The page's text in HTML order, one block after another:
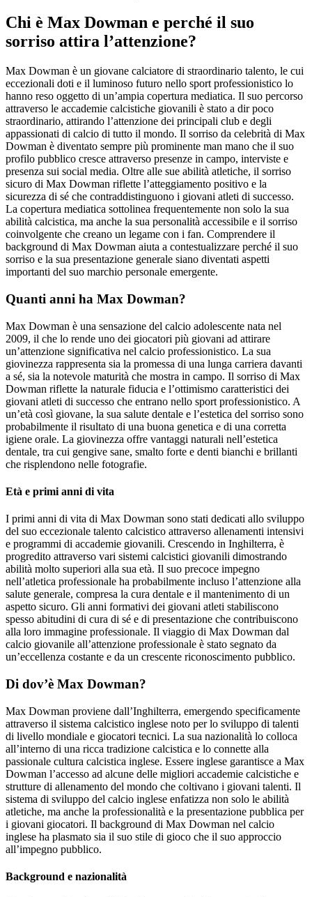
Chi è Max Dowman e perché il suo
sorriso attira l’attenzione?
Max Dowman è un giovane calciatore di straordinario talento, le cui
eccezionali doti e il luminoso futuro nello sport professionistico lo
hanno reso oggetto di un’ampia copertura mediatica. Il suo percorso
attraverso le accademie calcistiche giovanili è stato a dir poco
straordinario, attirando l’attenzione dei principali club e degli
appassionati di calcio di tutto il mondo. Il sorriso da celebrità di Max
Dowman è diventato sempre più prominente man mano che il suo
profilo pubblico cresce attraverso presenze in campo, interviste e
presenza sui social media. Oltre alle sue abilità atletiche, il sorriso
sicuro di Max Dowman riflette l’atteggiamento positivo e la
sicurezza di sé che contraddistinguono i giovani atleti di successo.
La copertura mediatica sottolinea frequentemente non solo la sua
abilità calcistica, ma anche la sua personalità accessibile e il sorriso
coinvolgente che creano un legame con i fan. Comprendere il
background di Max Dowman aiuta a contestualizzare perché il suo
sorriso e la sua presentazione generale siano diventati aspetti
importanti del suo marchio personale emergente.
Quanti anni ha Max Dowman?
Max Dowman è una sensazione del calcio adolescente nata nel
2009, il che lo rende uno dei giocatori più giovani ad attirare
un’attenzione significativa nel calcio professionistico. La sua
giovinezza rappresenta sia la promessa di una lunga carriera davanti
a sé, sia la notevole maturità che mostra in campo. Il sorriso di Max
Dowman riflette la naturale fiducia e l’ottimismo caratteristici dei
giovani atleti di successo che entrano nello sport professionistico. A
un’età così giovane, la sua salute dentale e l’estetica del sorriso sono
probabilmente il risultato di una buona genetica e di una corretta
igiene orale. La giovinezza offre vantaggi naturali nell’estetica
dentale, tra cui gengive sane, smalto forte e denti bianchi e brillanti
che risplendono nelle fotografie.
Età e primi anni di vita
I primi anni di vita di Max Dowman sono stati dedicati allo sviluppo
del suo eccezionale talento calcistico attraverso allenamenti intensivi
e programmi di accademie giovanili. Crescendo in Inghilterra, è
progredito attraverso vari sistemi calcistici giovanili dimostrando
abilità molto superiori alla sua età. Il suo precoce impegno
nell’atletica professionale ha probabilmente incluso l’attenzione alla
salute generale, compresa la cura dentale e il mantenimento di un
aspetto sicuro. Gli anni formativi dei giovani atleti stabiliscono
spesso abitudini di cura di sé e di presentazione che contribuiscono
alla loro immagine professionale. Il viaggio di Max Dowman dal
calcio giovanile all’attenzione professionale è stato segnato da
un’eccellenza costante e da un crescente riconoscimento pubblico.
Di dov’è Max Dowman?
Max Dowman proviene dall’Inghilterra, emergendo specificamente
attraverso il sistema calcistico inglese noto per lo sviluppo di talenti
di livello mondiale e giocatori tecnici. La sua nazionalità lo colloca
all’interno di una ricca tradizione calcistica e lo connette alla
passionale cultura calcistica inglese. Essere inglese garantisce a Max
Dowman l’accesso ad alcune delle migliori accademie calcistiche e
strutture di allenamento del mondo che coltivano i giovani talenti. Il
sistema di sviluppo del calcio inglese enfatizza non solo le abilità
atletiche, ma anche la professionalità e la presentazione pubblica per
i giovani giocatori. Il background di Max Dowman nel calcio
inglese ha plasmato sia il suo stile di gioco che il suo approccio
all’impegno pubblico.
Background e nazionalità